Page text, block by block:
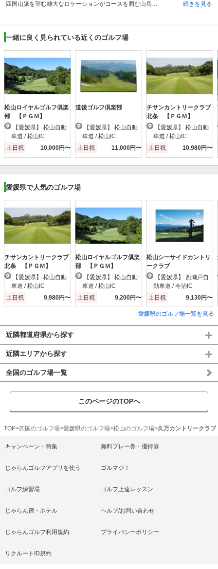
四国山脈を望む雄大なロケーションがコースを囲む山岳コースです。自然を生かした起伏が豪快なショットを誘います。昭和49年に開場されたコースにはクラブハウスがあり、レストランの他にメンバーズルームやショップの他、併設されたロッジやチャペルなどが高原のリゾートを思わせます。ロッジ以外での浴場等の施設はシャワーのみですが、車で10分ほどの温泉地へ訪れることも可能です。松山インターチェンジからは車で約30分となりますが、松山駅から発車する「久万、楽出」行きのバスでも来場できます。温暖な気候がオールシーズンのプレイを可能にし、四季折々の景観の違いを楽しむことができます。また『久万青銅之廻廊』もあり、様々な楽しみ方が可能です。 続きを見る
一緒に良く見られている近くのゴルフ場
松山ロイヤルゴルフ倶楽
部 【ＰＧＭ】
車道 / 松山IC
土日祝
10,000円〜
道後ゴルフ倶楽部
車道 / 松山IC
土日祝
11,000円〜
チサンカントリークラブ
北条 【ＰＧＭ】
車道 / 松山IC
土日祝
10,980円〜
愛媛県で人気のゴルフ場
チサンカントリークラブ
北条 【ＰＧＭ】
車道 / 松山IC
土日祝
9,980円〜
松山ロイヤルゴルフ倶楽
部 【ＰＧＭ】
車道 / 松山IC
土日祝
9,200円〜
松山シーサイドカントリ
ークラブ
動車道 / 今治IC
土日祝
9,130円〜
愛媛県のゴルフ場一覧を見る
近隣都道府県から探す
近隣エリアから探す
全国のゴルフ場一覧
このページのTOPへ
TOP 四国のゴルフ場 愛媛県のゴルフ場 松山のゴルフ場 久万カントリークラブ
キャンペーン・特集 無料プレー券・優待券
じゃらんゴルフアプリを使う ゴルマジ！
ゴルフ練習場 ゴルフ上達レッスン
じゃらん宿・ホテル ヘルプ/お問い合わせ
じゃらんゴルフ利用規約 プライバシーポリシー
リクルートID規約